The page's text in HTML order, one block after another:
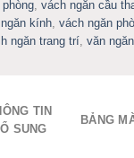
vách ngăn cầu
kính vách ngăn
ngăn trang trí văn
TIN
SUNG
BẢNG